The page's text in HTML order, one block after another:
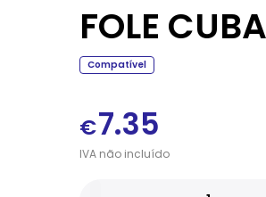
FOLE
Compatível
€7.35
IVAnãoincluído